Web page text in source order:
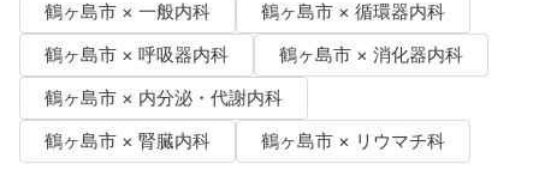
鶴ヶ島市 × 一般内科
鶴ヶ島市 × 循環器内科
鶴ヶ島市 × 呼吸器内科
鶴ヶ島市 × 消化器内科
鶴ヶ島市 × 内分泌・代謝内科
鶴ヶ島市 × 腎臓内科
鶴ヶ島市 × リウマチ科